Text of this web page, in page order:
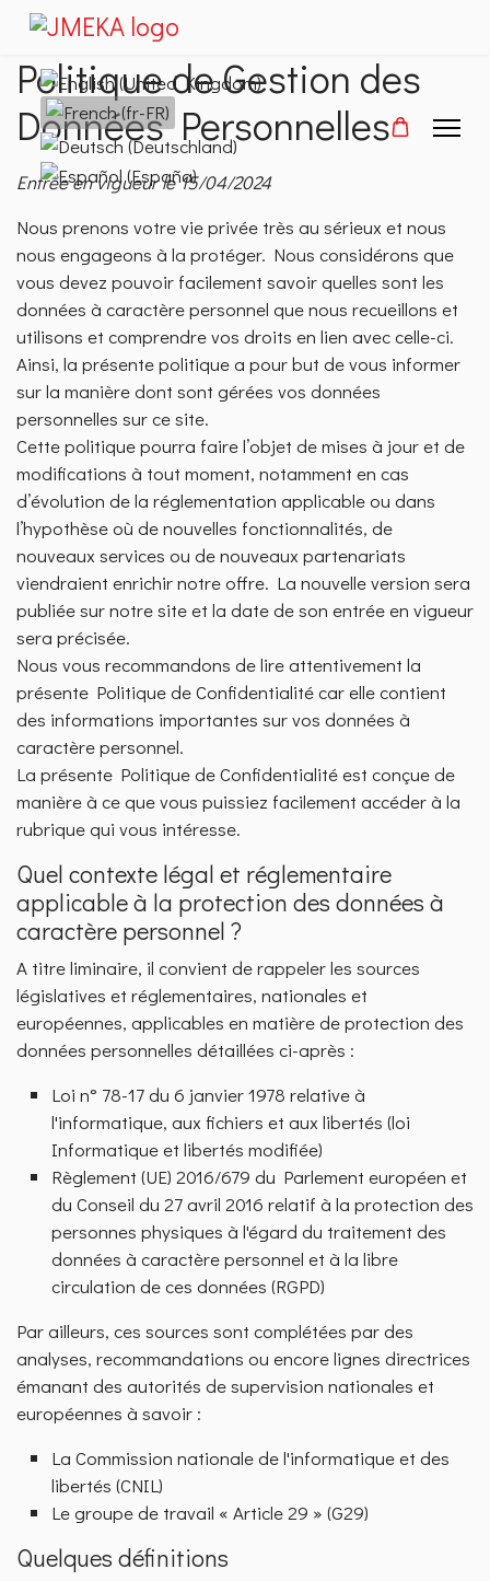
Sélectionnez votre langue
Politique de Gestion des
Données Personnelles
Entrée en vigueur le 15/04/2024
Nous prenons votre vie privée très au sérieux et nous
nous engageons à la protéger. Nous considérons que
vous devez pouvoir facilement savoir quelles sont les
données à caractère personnel que nous recueillons et
utilisons et comprendre vos droits en lien avec celle-ci.
Ainsi, la présente politique a pour but de vous informer
sur la manière dont sont gérées vos données
personnelles sur ce site.
Cette politique pourra faire l’objet de mises à jour et de
modifications à tout moment, notamment en cas
d’évolution de la réglementation applicable ou dans
l’hypothèse où de nouvelles fonctionnalités, de
nouveaux services ou de nouveaux partenariats
viendraient enrichir notre offre. La nouvelle version sera
publiée sur notre site et la date de son entrée en vigueur
sera précisée.
Nous vous recommandons de lire attentivement la
présente Politique de Confidentialité car elle contient
des informations importantes sur vos données à
caractère personnel.
La présente Politique de Confidentialité est conçue de
manière à ce que vous puissiez facilement accéder à la
rubrique qui vous intéresse.
Quel contexte légal et réglementaire
applicable à la protection des données à
caractère personnel ?
A titre liminaire, il convient de rappeler les sources
législatives et réglementaires, nationales et
européennes, applicables en matière de protection des
données personnelles détaillées ci-après :
Loi n° 78-17 du 6 janvier 1978 relative à
l'informatique, aux fichiers et aux libertés (loi
Informatique et libertés modifiée)
Règlement (UE) 2016/679 du Parlement européen et
du Conseil du 27 avril 2016 relatif à la protection des
personnes physiques à l'égard du traitement des
données à caractère personnel et à la libre
circulation de ces données (RGPD)
Par ailleurs, ces sources sont complétées par des
analyses, recommandations ou encore lignes directrices
émanant des autorités de supervision nationales et
européennes à savoir :
La Commission nationale de l'informatique et des
libertés (CNIL)
Le groupe de travail « Article 29 » (G29)
Quelques définitions